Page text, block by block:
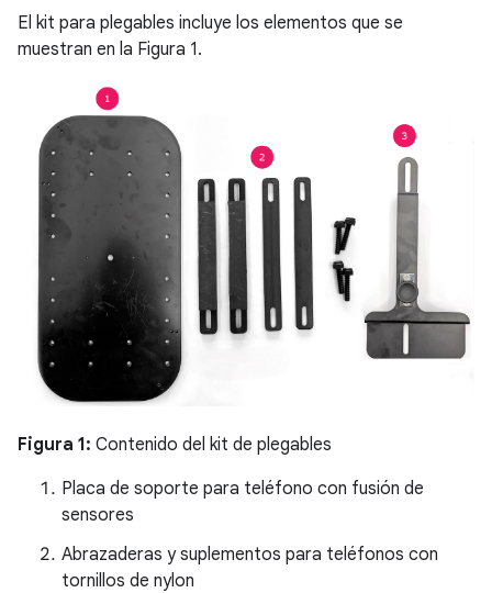
El kit para plegables incluye los elementos que se
muestran en la Figura 1.
Figura 1: Contenido del kit de plegables
Placa de soporte para teléfono con fusión de
sensores
Abrazaderas y suplementos para teléfonos con
tornillos de nylon